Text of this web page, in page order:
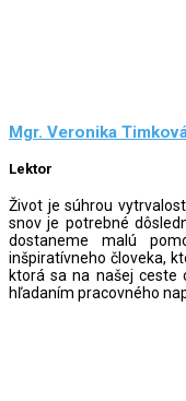
Mgr. Veronika
Lektor
Život je súhrou
snov je potrebné
dostaneme malú
inšpiratívneho človeka,
ktorá sa na našej ceste
hľadaním pracovného